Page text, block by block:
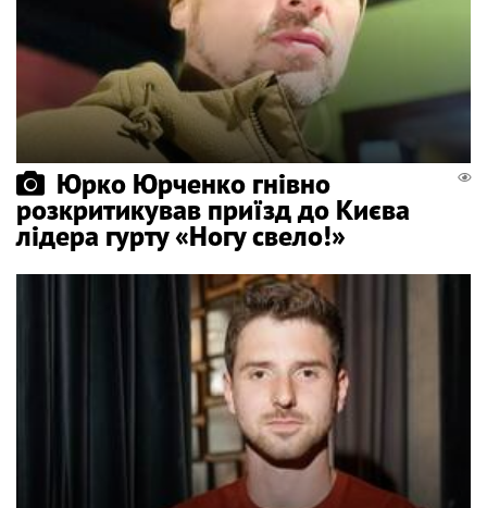
Юрко Юрченко гнівно
розкритикував приїзд до Києва
лідера гурту «Ногу свело!»